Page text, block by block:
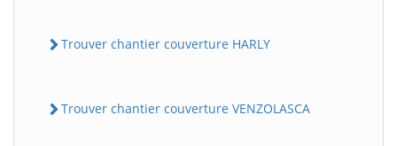
Trouver chantier couverture HARLY
Trouver chantier couverture VENZOLASCA